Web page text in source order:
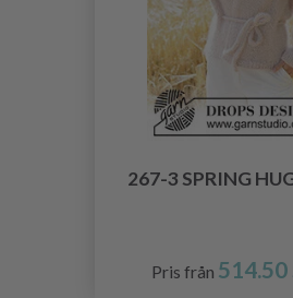
267-3 SPRING
Pris från 514.50